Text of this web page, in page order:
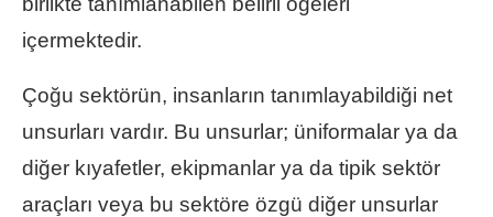
içermektedir.
Çoğu sektörün, insanların tanımlayabildiği net
unsurları vardır. Bu unsurlar; üniformalar ya da
diğer kıyafetler, ekipmanlar ya da tipik sektör
araçları veya bu sektöre özgü diğer unsurlar